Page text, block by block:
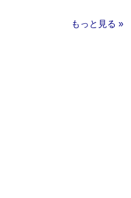
もっと見る »